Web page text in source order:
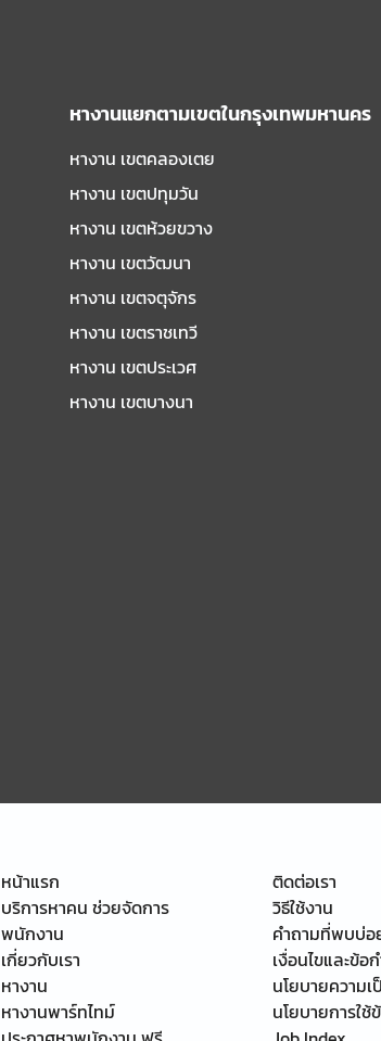
หางานแยกตามเขตในกรุงเทพมหานคร
หางาน เขตคลองเตย
หางาน เขตปทุมวัน
หางาน เขตห้วยขวาง
หางาน เขตวัฒนา
หางาน เขตจตุจักร
หางาน เขตราชเทวี
หางาน เขตประเวศ
หางาน เขตบางนา
หน้าแรก
บริการหาคน ช่วยจัดการ
พนักงาน
เกี่ยวกับเรา
หางาน
หางานพาร์ทไทม์
ติดต่อเรา
วิธีใช้งาน
คำถามที่พบบ่อ
เงื่อนไขและข้อ
นโยบายความ
นโยบายการใ